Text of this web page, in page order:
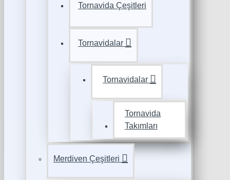
Tornavida Çeşitleri
Tornavidalar
Tornavidalar
Tornavida
Takımları
Merdiven Çeşitleri